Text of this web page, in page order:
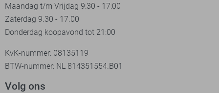
Maandag t/m Vrijdag 9:30 - 17:00
Zaterdag 9.30 - 17.00
Donderdag koopavond tot 21:00
KvK-nummer: 08135119
BTW-nummer: NL 814351554.B01
Volg ons